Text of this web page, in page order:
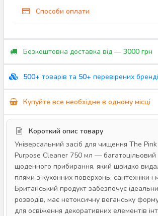
Способи оплати
Безкоштовна доставка від — 3000 грн
500+ товарів та 50+ перевірених
Купуйте все необхідне в одному місці
Короткий опис товару
Універсальний засіб для чищення The
Purpose Cleaner 750 мл — багатоцільовий
щоденного прибирання, який швидко
плями з кухонних поверхонь, сантехніки і
Британський продукт забезпечує
розводів, має нетоксичну веганську
для освіження декоративних елементів